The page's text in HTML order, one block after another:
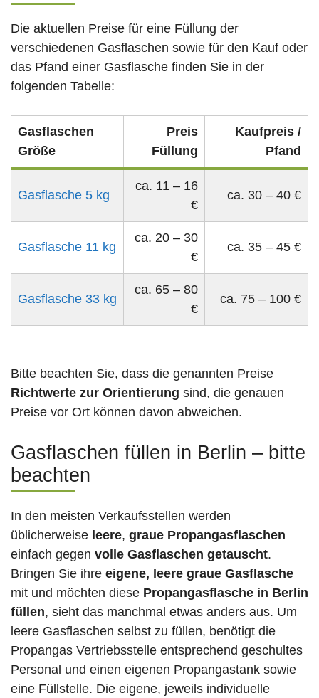
Die aktuellen Preise für eine Füllung der
verschiedenen Gasflaschen sowie für den Kauf oder
das Pfand einer Gasflasche finden Sie in der
folgenden Tabelle:
Gasflaschen
Größe
Preis
Füllung
Kaufpreis /
Pfand
Gasflasche 5 kg
ca. 11 – 16
€
ca. 30 – 40 €
Gasflasche 11 kg
ca. 20 – 30
€
ca. 35 – 45 €
Gasflasche 33 kg
ca. 65 – 80
€
ca. 75 – 100 €
Bitte beachten Sie, dass die genannten Preise
Richtwerte zur Orientierung sind, die genauen
Preise vor Ort können davon abweichen.
Gasflaschen füllen in Berlin – bitte
beachten
In den meisten Verkaufsstellen werden
üblicherweise leere, graue Propangasflaschen
einfach gegen volle Gasflaschen getauscht.
Bringen Sie ihre eigene, leere graue Gasflasche
mit und möchten diese Propangasflasche in Berlin
füllen, sieht das manchmal etwas anders aus. Um
leere Gasflaschen selbst zu füllen, benötigt die
Propangas Vertriebsstelle entsprechend geschultes
Personal und einen eigenen Propangastank sowie
eine Füllstelle. Die eigene, jeweils individuelle